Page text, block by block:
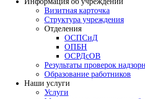
Визитная карточка
Структура учреждения
Отделения
ОСПСиД
ОПБН
ОСРДсОВ
Результаты проверок
Образование работников
Наши услуги
Услуги